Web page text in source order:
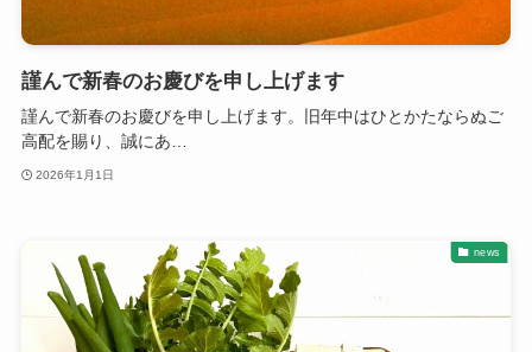
謹んで新春のお慶びを申し上げます
謹んで新春のお慶びを申し上げます。旧年中はひとかたならぬご
高配を賜り、誠にあ…
2026年1月1日
news